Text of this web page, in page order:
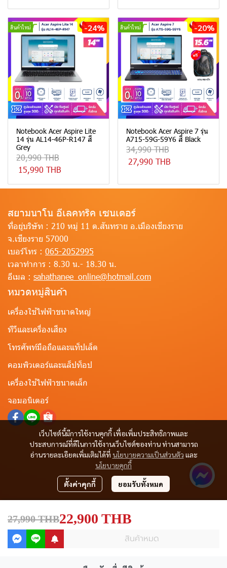
สินค้าใหม่ -24%
Notebook Acer Aspire Lite
14 รุ่น AL14-46P-R147 สี
Grey
20,990 THB
15,990 THB
สินค้าใหม่ -20%
Notebook Acer Aspire 7 รุ่น
A715-59G-59Y6 สี Black
34,990 THB
27,990 THB
27,990 THB22,900 THB
สินค้าหมด
เว็บไซต์นี้มีการใช้งานคุกกี้ เพื่อเพิ่มประสิทธิภาพและ
ประสบการณ์ที่ดีในการใช้งานเว็บไซต์ของท่าน ท่านสามารถ
อ่านรายละเอียดเพิ่มเติมได้ที่ นโยบายความเป็นส่วนตัว และ
นโยบายคุกกี้
ตั้งค่าคุกกี้ ยอมรับทั้งหมด
สยามนาโน อีเลคทริค เซนเตอร์
ที่อยู่บริษัท : 210 หมู่ 11 ต.สันทราย อ.เมืองเชียงราย
จ.เชียงราย 57000
เบอร์โทร : 065-2052995
เวลาทำการ : 8.30 น.- 18.30 น.
อีเมล : sahathanee_online@hotmail.com
หมวดหมู่สินค้า
เครื่องใช้ไฟฟ้าขนาดใหญ่
ทีวีและเครื่องเสียง
โทรศัพท์มือถือและแท็ปเล็ต
คอมพิวเตอร์และแล็ปท็อป
เครื่องใช้ไฟฟ้าขนาดเล็ก
จอมอนิเตอร์